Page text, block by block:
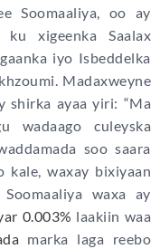
Soomaaliya, oo ay
ku xigeenka Saalax
iyo Isbeddelka
Madaxweyne
shirka ayaa yiri: “Ma
wadaago culeyska
soo saara
kale, waxay bixiyaan
waxa ay
0.003% laakiin waa
marka laga reebo